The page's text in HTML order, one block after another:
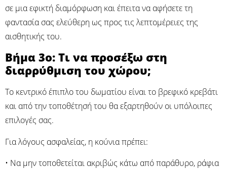
σε μια εφικτή διαμόρφωση και έπειτα να αφήσετε τη
φαντασία σας ελεύθερη ως προς τις λεπτομέρειες της
αισθητικής του.
Βήμα 3ο: Τι να προσέξω στη
διαρρύθμιση του χώρου;
Το κεντρικό έπιπλο του δωματίου είναι το βρεφικό κρεβάτι
και από την τοποθέτησή του θα εξαρτηθούν οι υπόλοιπες
επιλογές σας.
Για λόγους ασφαλείας, η κούνια πρέπει:
• Να μην τοποθετείται ακριβώς κάτω από παράθυρο, ράφια